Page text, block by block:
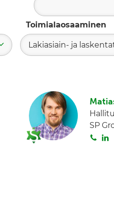
Toimialaosaaminen
Lakiasiain- ja
SP
S L